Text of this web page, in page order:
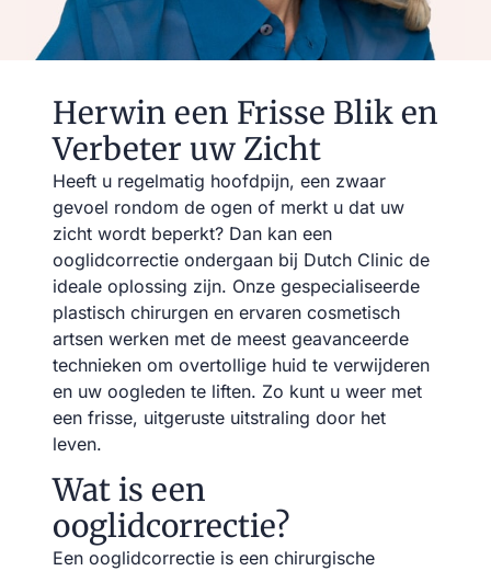
Herwin een Frisse Blik en
Verbeter uw Zicht
Heeft u regelmatig hoofdpijn, een zwaar
gevoel rondom de ogen of merkt u dat uw
zicht wordt beperkt? Dan kan een
ooglidcorrectie ondergaan bij Dutch Clinic de
ideale oplossing zijn. Onze gespecialiseerde
plastisch chirurgen en ervaren cosmetisch
artsen werken met de meest geavanceerde
technieken om overtollige huid te verwijderen
en uw oogleden te liften. Zo kunt u weer met
een frisse, uitgeruste uitstraling door het
leven.
Wat is een
ooglidcorrectie?
Een ooglidcorrectie is een chirurgische